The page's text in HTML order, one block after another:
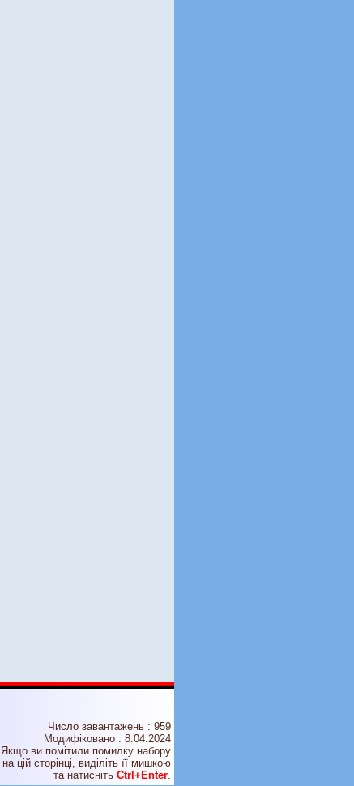
Число завантажень : 959
Модифіковано : 8.04.2024
Якщо ви помітили помилку набору
на цiй сторiнцi, видiлiть її мишкою
та натисніть Ctrl+Enter.